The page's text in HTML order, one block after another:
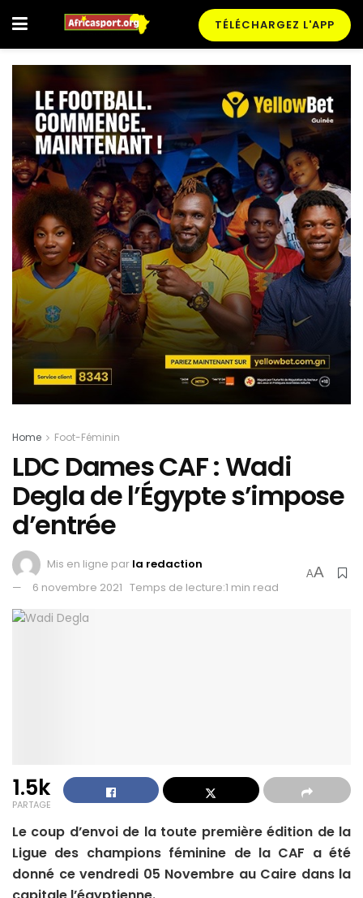
TÉLÉCHARGEZ L'APP
Home Foot-Féminin
LDC Dames CAF : Wadi
Degla de l’Égypte s’impose
d’entrée
Mis en ligne par la redaction
6 novembre 2021 Temps de lecture:1 min read
AA
1.5k
PARTAGE
Le coup d’envoi de la toute première édition de la
Ligue des champions féminine de la CAF a été
donné ce vendredi 05 Novembre au Caire dans la